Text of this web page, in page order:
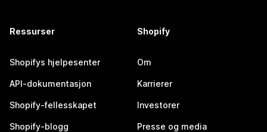
Ressurser
Shopifys hjelpesenter
API-dokumentasjon
Shopify-fellesskapet
Shopify-blogg
Shopify
Om
Karrierer
Investorer
Presse og media